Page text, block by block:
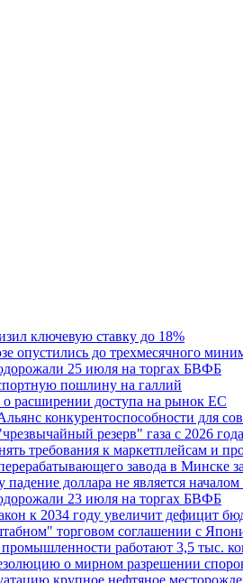
ключевую ставку до 18%
опустились до трехмесячного
25 июля на торгах БВФБ
пошлину на галлий
о расширении доступа на рынок ЕС
конкурентоспособности для
резерв" газа с 2026 года
требования к маркетплейсам и
завода в Минске
доллара не является
23 июля на торгах БВФБ
к 2034 году увеличит дефицит
торговом соглашении с
работают 3,5 тыс.
о мирном разрешении
крупное нефтяное